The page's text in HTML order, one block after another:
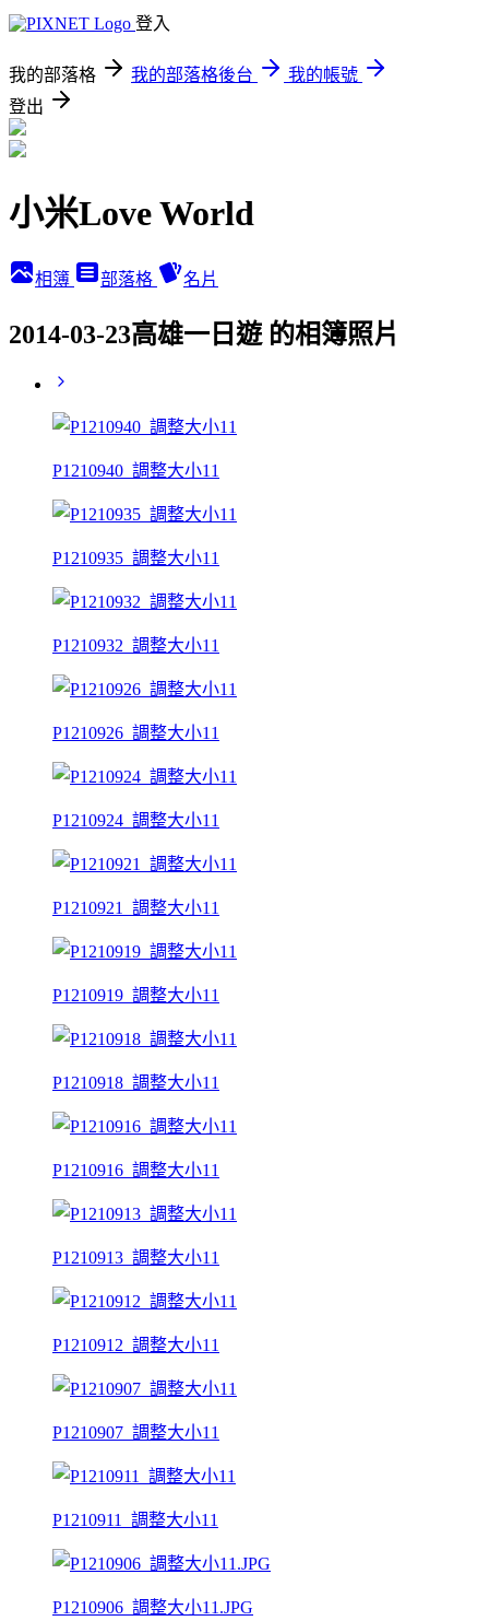
登入
我的部落格 我的部落格後台
我的帳號
登出
小米Love World
相簿 部落格 名片
2014-03-23高雄一日遊 的相簿照片
P1210940_調整大小11
P1210935_調整大小11
P1210932_調整大小11
P1210926_調整大小11
P1210924_調整大小11
P1210921_調整大小11
P1210919_調整大小11
P1210918_調整大小11
P1210916_調整大小11
P1210913_調整大小11
P1210912_調整大小11
P1210907_調整大小11
P1210911_調整大小11
P1210906_調整大小11.JPG